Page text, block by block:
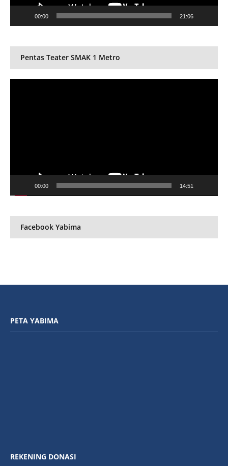
00:00 21:06
Pentas Teater SMAK 1 Metro
00:00 14:51
Facebook Yabima
PETA YABIMA
REKENING DONASI